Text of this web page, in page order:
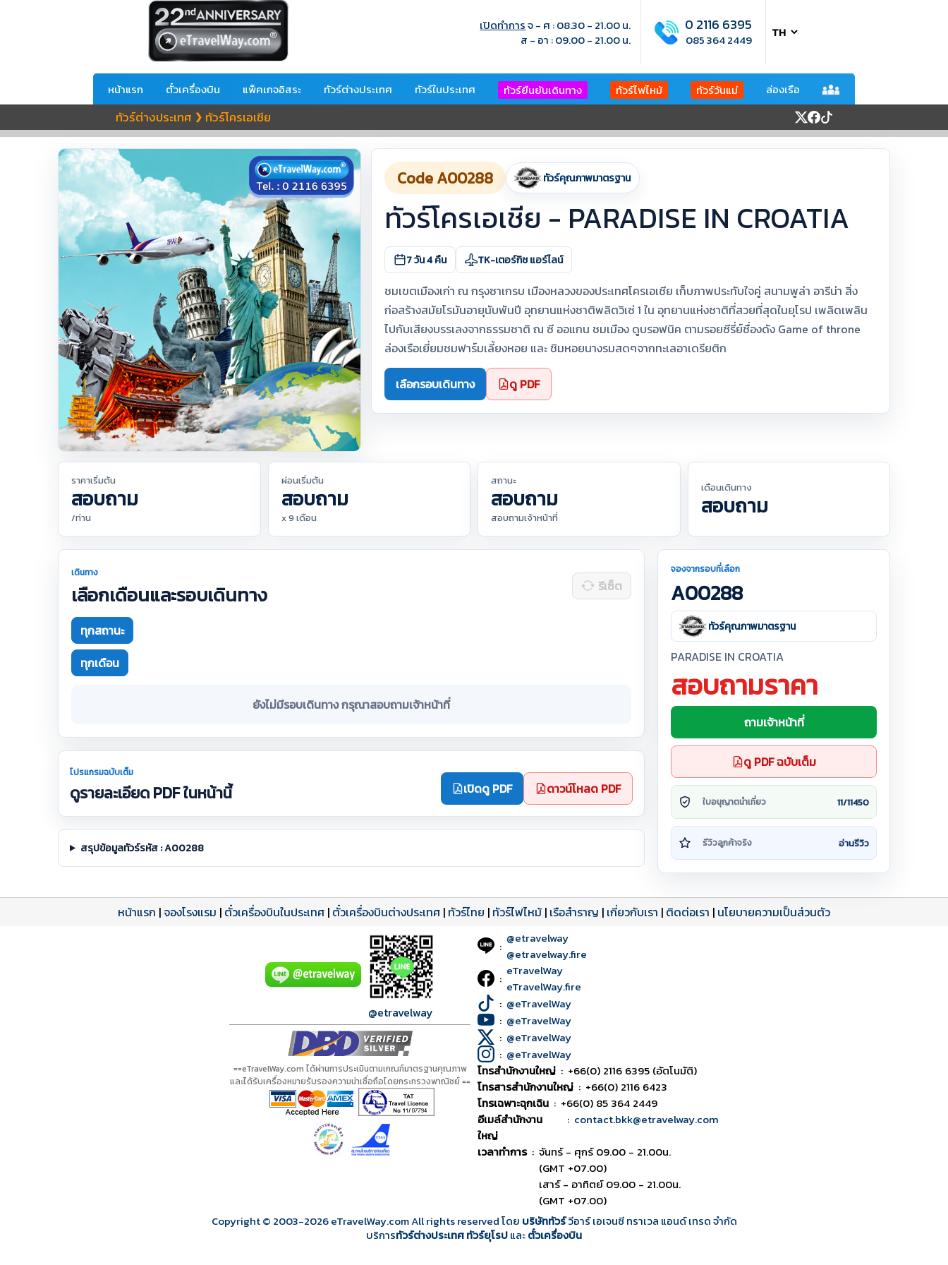
เปิดทำการจ - ศ : 08.30 - 21.00 น.
ส - อา : 09.00 - 21.00 น.
0 2116 6395
085 364 2449
หน้าแรก ตั๋วเครื่องบิน แพ็คเกจอิสระ ทัวร์ต่างประเทศ ทัวร์ในประเทศ ทัวร์ยืนยันเดินทาง ทัวร์ไฟไหม้ ทัวร์วันแม่ ล่องเรือ
ทัวร์ต่างประเทศ ❯ ทัวร์โครเอเชีย
Code A00288 ทัวร์คุณภาพมาตรฐาน
ทัวร์โครเอเชีย - PARADISE IN CROATIA
7 วัน 4 คืน TK-เตอร์กิช แอร์ไลน์
ชมเขตเมืองเก่า ณ กรุงซาเกรบ เมืองหลวงของประเทศโครเอเชีย เก็บภาพประทับใจคู่ สนามพูล่า อารีน่า สิ่ง
ก่อสร้างสมัยโรมันอายุนับพันปี อุทยานแห่งชาติพลิตวิเซ่ 1 ใน อุทยานแห่งชาติที่สวยที่สุดในยุโรป เพลิดเพลิน
ไปกับเสียงบรรเลงจากธรรมชาติ ณ ซี ออแกน ชมเมือง ดูบรอฟนิค ตามรอยซีรี่ย์ชื่องดัง Game of throne
ล่องเรือเยี่ยมชมฟาร์มเลี้ยงหอย และ ชิมหอยนางรมสดๆจากทะเลอาเดรียติก
เลือกรอบเดินทาง ดู PDF
ราคาเริ่มต้น
สอบถาม
/ท่าน
ผ่อนเริ่มต้น
สอบถาม
x 9 เดือน
สถานะ
สอบถาม
สอบถามเจ้าหน้าที่
เดือนเดินทาง
สอบถาม
เดินทาง
เลือกเดือนและรอบเดินทาง รีเซ็ต
ทุกสถานะ
ทุกเดือน
ยังไม่มีรอบเดินทาง กรุณาสอบถามเจ้าหน้าที่
โปรแกรมฉบับเต็ม
ดูรายละเอียด PDF ในหน้านี้ เปิดดู PDF ดาวน์โหลด PDF
สรุปข้อมูลทัวร์รหัส : A00288
จองจากรอบที่เลือก
A00288
ทัวร์คุณภาพมาตรฐาน
PARADISE IN CROATIA
สอบถามราคา
ถามเจ้าหน้าที่
ดู PDF ฉบับเต็ม
ใบอนุญาตนำเที่ยว 11/11450
รีวิวลูกค้าจริง อ่านรีวิว
หน้าแรก |จองโรงแรม | ตั๋วเครื่องบินในประเทศ | ตั๋วเครื่องบินต่างประเทศ | ทัวร์ไทย | ทัวร์ไฟไหม้ | เรือสำราญ | เกี่ยวกับเรา | ติดต่อเรา | นโยบายความเป็นส่วนตัว
@etravelway
==eTravelWay.com ได้ผ่านการประเมินตามเกณฑ์มาตรฐานคุณภาพ
และได้รับเครื่องหมายรับรองความน่าเชื่อถือโดยกระทรวงพาณิชย์ ==
: @etravelway
@etravelway.fire
: eTravelWay
eTravelWay.fire
: @eTravelWay
: @eTravelWay
: @eTravelWay
: @eTravelWay
โทรสำนักงานใหญ่ : +66(0) 2116 6395 (อัตโนมัติ)
โทรสารสำนักงานใหญ่ : +66(0) 2116 6423
โทรเฉพาะฉุกเฉิน : +66(0) 85 364 2449
อีเมล์สำนักงาน
ใหญ่
: contact.bkk@etravelway.com
เวลาทำการ : จันทร์ - ศุกร์ 09.00 - 21.00น.
(GMT +07.00)
เสาร์ - อาทิตย์ 09.00 - 21.00น.
(GMT +07.00)
Copyright © 2003-2026eTravelWay.com All rights reserved โดย บริษัททัวร์วีอาร์ เอเจนซี ทราเวล แอนด์ เทรด จำกัด
บริการทัวร์ต่างประเทศทัวร์ยุโรปและตั๋วเครื่องบิน